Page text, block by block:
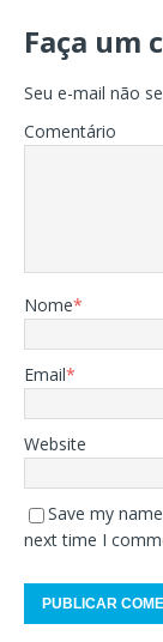
Faça um
Seu e-mail não
Comentário
Nome*
Email*
Website
Save my
next time I